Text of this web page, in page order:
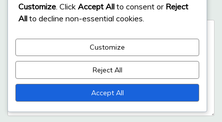
Comment
Customize . Click Accept All to consent or Reject
All to decline non-essential cookies.
Customize
Reject All
Accept All